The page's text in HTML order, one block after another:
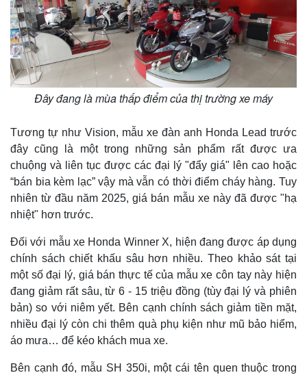
Thế giới
Quan sát
Cuộc sống đó đây
Multimedia
Video
Ảnh
Infographic
Đây đang là mùa thấp điểm của thị trường xe máy
Tương tự như Vision, mẫu xe đàn anh Honda Lead trước
đây cũng là một trong những sản phẩm rất được ưa
chuộng và liên tục được các đại lý "đẩy giá" lên cao hoặc
“bán bia kèm lạc” vậy mà vẫn có thời điểm cháy hàng. Tuy
nhiên từ đầu năm 2025, giá bán mẫu xe này đã được "hạ
nhiệt" hơn trước.
Đối với mẫu xe Honda Winner X, hiện đang được áp dụng
chính sách chiết khấu sâu hơn nhiều. Theo khảo sát tại
một số đại lý, giá bán thực tế của mẫu xe côn tay này hiện
đang giảm rất sâu, từ 6 - 15 triệu đồng (tùy đại lý và phiên
bản) so với niêm yết. Bên cạnh chính sách giảm tiền mặt,
nhiều đại lý còn chi thêm quà phụ kiện như mũ bảo hiểm,
áo mưa… để kéo khách mua xe.
Bên cạnh đó, mẫu SH 350i, một cái tên quen thuộc trong